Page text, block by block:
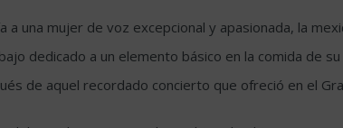
una mujer de voz excepcional y apasionada, la
dedicado a un elemento básico en la comida de
de aquel recordado concierto que ofreció en el